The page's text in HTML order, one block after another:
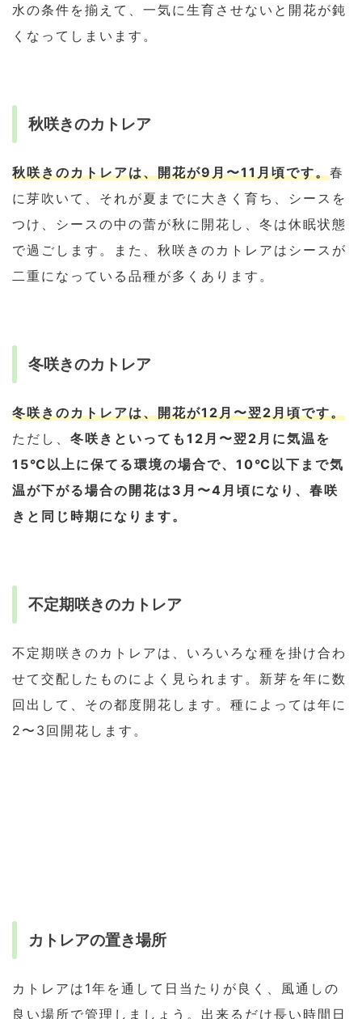
水の条件を揃えて、一気に生育させないと開花が鈍
くなってしまいます。
秋咲きのカトレア
秋咲きのカトレアは、開花が9月〜11月頃です。春
に芽吹いて、それが夏までに大きく育ち、シースを
つけ、シースの中の蕾が秋に開花し、冬は休眠状態
で過ごします。また、秋咲きのカトレアはシースが
二重になっている品種が多くあります。
冬咲きのカトレア
冬咲きのカトレアは、開花が12月〜翌2月頃です。
ただし、 冬咲きといっても12月〜翌2月に気温を
15℃以上に保てる環境の場合で、10℃以下まで気
温が下がる場合の開花は3月〜4月頃になり、春咲
きと同じ時期になります。
不定期咲きのカトレア
不定期咲きのカトレアは、いろいろな種を掛け合わ
せて交配したものによく見られます。新芽を年に数
回出して、その都度開花します。種によっては年に
2〜3回開花します。
カトレアの置き場所
カトレアは1年を通して日当たりが良く、風通しの
良い場所で管理しましょう。出来るだけ長い時間日